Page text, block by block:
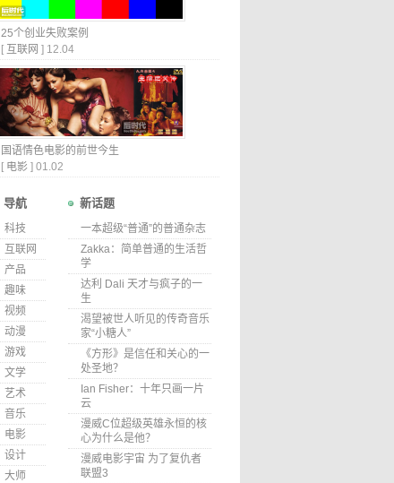
25个创业失败案例
[ 互联网 ] 12.04
国语情色电影的前世今生
[ 电影 ] 01.02
导航
科技
互联网
产品
趣味
视频
动漫
游戏
文学
艺术
音乐
电影
设计
大师
新话题
一本超级“普通”的普通杂志
Zakka：简单普通的生活哲
学
达利 Dali 天才与疯子的一
生
渴望被世人听见的传奇音乐
家“小糖人”
《方形》是信任和关心的一
处圣地？
Ian Fisher：十年只画一片
云
漫威C位超级英雄永恒的核
心为什么是他？
漫威电影宇宙 为了复仇者
联盟3